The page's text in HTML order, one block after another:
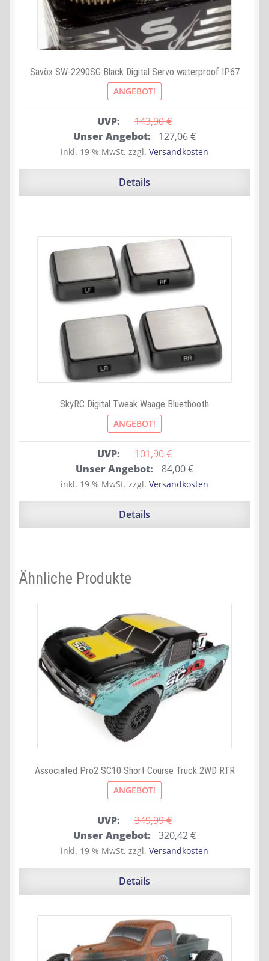
Savöx SW-2290SG Black Digital Servo waterproof IP67
ANGEBOT!
UVP: 143,90 €
Ursprünglicher
Preis
war:
Unser Angebot: 127,06€Aktueller
Preis
ist:
inkl. 19 % MwSt. zzgl. Versandkosten
Details
SkyRC Digital Tweak Waage Bluethooth
ANGEBOT!
UVP: 101,90 €
Ursprünglicher
Preis
war:
Unser Angebot: 84,00€Aktueller
Preis
ist:
inkl. 19 % MwSt. zzgl. Versandkosten
Details
Ähnliche Produkte
Associated Pro2 SC10 Short Course Truck 2WD RTR
ANGEBOT!
UVP: 349,99 €
Ursprünglicher
Preis
war:
Unser Angebot: 320,42€Aktueller
Preis
ist:
inkl. 19 % MwSt. zzgl. Versandkosten
Details